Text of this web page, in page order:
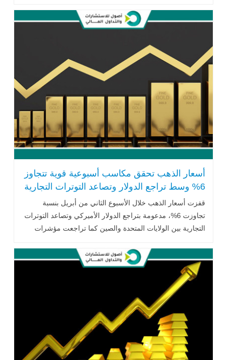
أسعار الذهب تحقق مكاسب أسبوعية قوية تتجاوز
6% وسط تراجع الدولار وتصاعد التوترات التجارية
قفزت أسعار الذهب خلال الأسبوع الثاني من أبريل بنسبة
تجاوزت 6%، مدعومة بتراجع الدولار الأميركي وتصاعد التوترات
التجارية بين الولايات المتحدة والصين كما تراجعت مؤشرات